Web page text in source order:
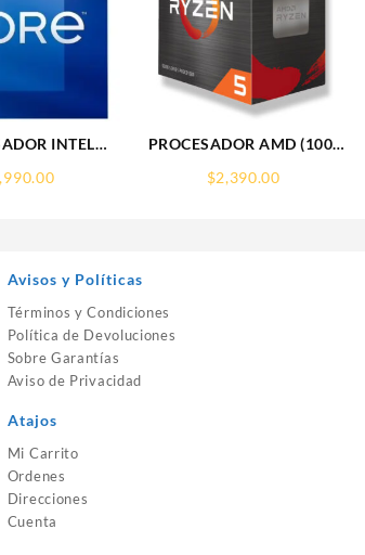
INTEL
S-1700
PROCESADOR AMD (100-
5500 S-AM4 6 CORE 3.6
$2,390.00
Avisos y Políticas
Términos y Condiciones
Política de Devoluciones
Sobre Garantías
Aviso de Privacidad
Atajos
Mi Carrito
Ordenes
Direcciones
Cuenta